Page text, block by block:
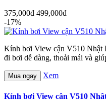
375,000đ 499,000đ
-17%
Kính bơi View cận V510 Nhật
đi bơi dễ dàng, thoải mái và
Mua ngay Xem
Kính bơi View cận V510